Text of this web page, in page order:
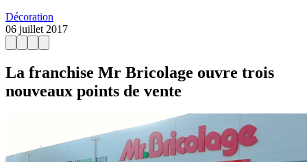
Décoration
06 juillet 2017
La franchise Mr Bricolage ouvre trois
nouveaux points de vente